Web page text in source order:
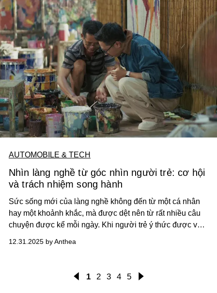
AUTOMOBILE & TECH
Nhìn làng nghề từ góc nhìn người trẻ: cơ hội
và trách nhiệm song hành
Sức sống mới của làng nghề không đến từ một cá nhân
hay một khoảnh khắc, mà được dệt nên từ rất nhiều câu
chuyện được kể mỗi ngày. Khi người trẻ ý thức được vai
nghề không còn đứng ngoài dòng chảy của thời đại, mà
đang tiếp tục được viết tiếp.
12.31.2025 by Anthea
1 2 3 4 5